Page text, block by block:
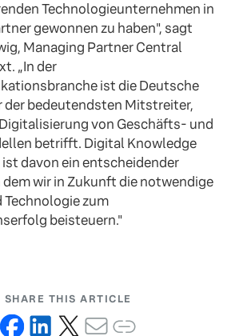
Technologieunternehmen in
gewonnen zu haben", sagt
Managing Partner Central
„In der
ist die Deutsche
der bedeutendsten Mitstreiter,
von Geschäfts- und
betrifft. Digital Knowledge
davon ein entscheidender
dem wir in Zukunft die notwendige
Technologie zum
beisteuern."
SHARE THIS ARTICLE